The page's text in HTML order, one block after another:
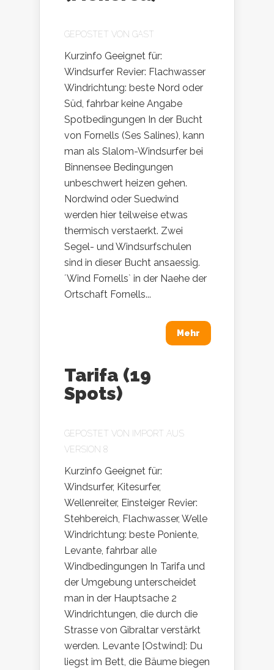
GEPOSTET VON GAST
Kurzinfo Geeignet für:
Windsurfer Revier: Flachwasser
Windrichtung: beste Nord oder
Süd, fahrbar keine Angabe
Spotbedingungen In der Bucht
von Fornells (Ses Salines), kann
man als Slalom-Windsurfer bei
Binnensee Bedingungen
unbeschwert heizen gehen.
Nordwind oder Suedwind
werden hier teilweise etwas
thermisch verstaerkt. Zwei
Segel- und Windsurfschulen
sind in dieser Bucht ansaessig.
´Wind Fornells` in der Naehe der
Ortschaft Fornells...
Mehr
Tarifa (19
Spots)
GEPOSTET VON
IMPORT AUS
VERSION 8
Kurzinfo Geeignet für:
Windsurfer, Kitesurfer,
Wellenreiter, Einsteiger Revier:
Stehbereich, Flachwasser, Welle
Windrichtung: beste Poniente,
Levante, fahrbar alle
Windbedingungen In Tarifa und
der Umgebung unterscheidet
man in der Hauptsache 2
Windrichtungen, die durch die
Strasse von Gibraltar verstärkt
werden. Levante [Ostwind]: Du
liegst im Bett, die Bäume biegen